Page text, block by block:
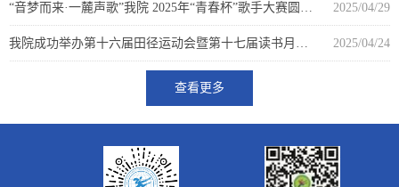
“音梦而来·一麓声歌”我院 2025年“青春杯”歌手大赛圆满落... 2025/04/29
我院成功举办第十六届田径运动会暨第十七届读书月活动开幕式 2025/04/24
查看更多